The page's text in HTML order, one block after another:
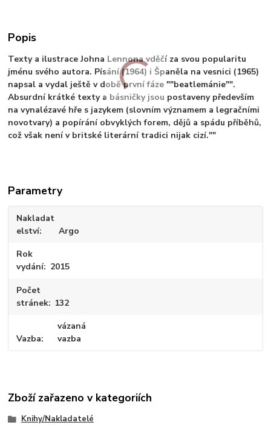
Popis
Texty a ilustrace Johna Lennona vděčí za svou popularitu
jménu svého autora. Písání (1964) i Španěla na vesnici (1965)
napsal a vydal ještě v době první fáze ""beatlemánie"".
Absurdní krátké texty a básničky jsou postaveny především
na vynalézavé hře s jazykem (slovním významem a legračními
novotvary) a popírání obvyklých forem, dějů a spádu příběhů,
což však není v britské literární tradici nijak cizí.""
Parametry
Nakladat
elství
Argo
Rok
vydání
2015
Počet
stránek
132
Vazba
vázaná
vazba
Zboží zařazeno v kategoriích
Knihy/Nakladatelé